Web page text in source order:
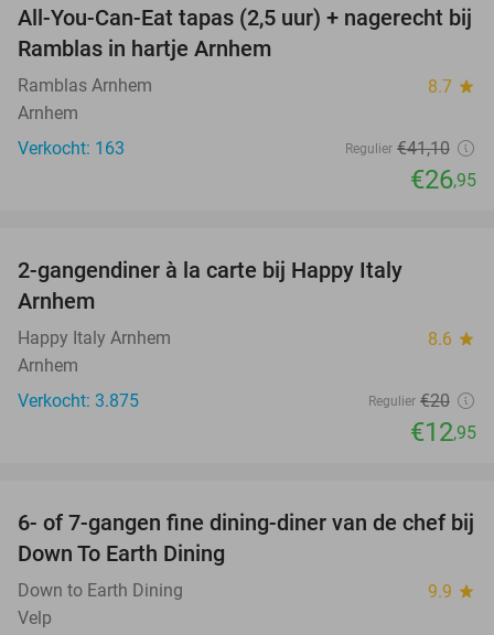
34%
All-You-Can-Eat tapas (2,5 uur) + nagerecht bij
Ramblas in hartje Arnhem
Ramblas Arnhem 8.7 star
Arnhem
Verkocht: 163
Regulier €41,10
€26,95
2-gangendiner à la carte bij Happy Italy
Arnhem
Happy Italy Arnhem 8.6 star
Arnhem
Verkocht: 3.875
Regulier €20
€12,95
36%
6- of 7-gangen fine dining-diner van de chef bij
Down To Earth Dining
Down to Earth Dining 9.9 star
Velp